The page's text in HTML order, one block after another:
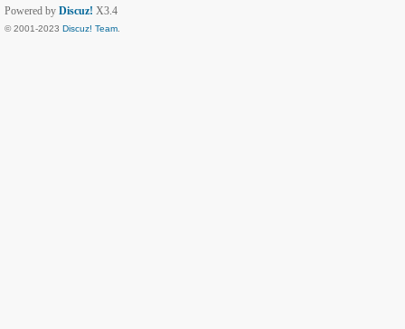
Powered by Discuz! X3.4
© 2001-2023 Discuz! Team